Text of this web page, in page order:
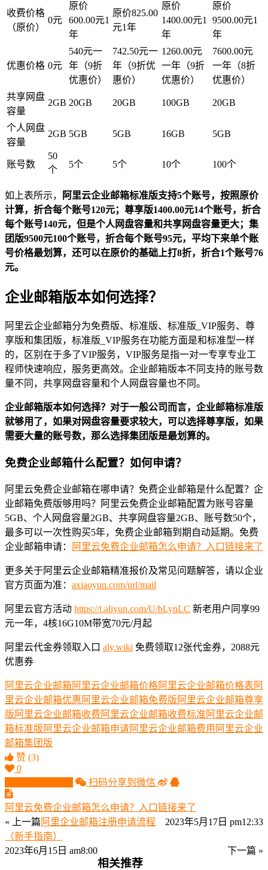
收费价格
（原价）
0元
原价
600.00元1
年
原价825.00
元1年
原价
1400.00元1
年
原价
9500.00元1
年
优惠价格 0元
540元一
年（9折
优惠价）
742.50元一
年（9折优
惠价）
1260.00元
一年（9折
优惠价）
7600.00元
一年（8折
优惠价）
共享网盘
容量
2GB 20GB 20GB 100GB 20GB
个人网盘
容量
2GB 5GB 5GB 16GB 5GB
账号数
50
个
5个 5个 10个 100个
如上表所示，
阿里云企业邮箱标准版支持5个账号，按照原价
计算，折合每个账号120元；尊享版1400.00元14个账号，折合
每个账号140元，但是个人网盘容量和共享网盘容量更大；集
团版9500元100个账号，折合每个账号95元，平均下来单个账
号价格最划算，还可以在原价的基础上打8折，折合1个账号76
元。
企业邮箱版本如何选择？
阿里云企业邮箱分为免费版、标准版、标准版_VIP服务、尊
享版和集团版，标准版_VIP服务在功能方面是和标准型一样
的，区别在于多了VIP服务，VIP服务是指一对一专享专业工
程师快速响应，服务更高效。企业邮箱版本不同支持的账号数
量不同，共享网盘容量和个人网盘容量也不同。
企业邮箱版本如何选择？对于一般公司而言，企业邮箱标准版
就够用了，如果对网盘容量要求较大，可以选择尊享版，如果
需要大量的账号数，那么选择集团版是最划算的。
免费企业邮箱什么配置？如何申请？
阿里云免费企业邮箱在哪申请？免费企业邮箱是什么配置？企
业邮箱免费版够用吗？阿里云免费企业邮箱配置为账号容量
5GB、个人网盘容量2GB、共享网盘容量2GB、账号数50个，
最多可以一次性购买5年，免费企业邮箱到期自动延期。免费
企业邮箱申请：
阿里云免费企业邮箱怎么申请？入口链接来了
更多关于阿里云企业邮箱精准报价及常见问题解答，请以企业
官方页面为准： axiaoyun.com/url/mail
阿里云官方活动 https://t.aliyun.com/U/bLynLC 新老用户同享99
元一年，4核16G10M带宽70元/月起
阿里云代金券领取入口 aly.wiki 免费领取12张代金券，2088元
优惠券
阿里云企业邮箱阿里云企业邮箱价格阿里云企业邮箱价格表 阿
里云企业邮箱优惠 阿里云企业邮箱免费版 阿里云企业邮箱尊享
版 阿里云企业邮箱收费 阿里云企业邮箱收费标准 阿里云企业邮
箱标准版 阿里云企业邮箱申请阿里云企业邮箱费用 阿里云企业
邮箱集团版
赞 (3)
0
扫码分享到微信
阿里云免费企业邮箱怎么申请？入口链接来了
« 上一篇
2023年5月17日 pm12:33
阿里企业邮箱注册申请流程
（新手指南）
下一篇 »
2023年6月15日 am8:00
相关推荐